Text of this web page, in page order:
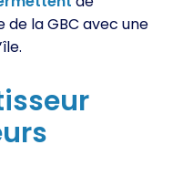
de la GBC avec une